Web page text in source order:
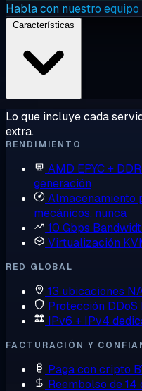
Habla con nuestro
Lo que incluye cada
extra.
RENDIMIENTO
AMD EPYC +
generación
Almacenamiento
mecánicos, nunca
10 Gbps
Virtualización
RED GLOBAL
13 ubicaciones
Protección DDoS
IPv6 + IPv4
FACTURACIÓN Y
Paga con cripto
Reembolso de 14